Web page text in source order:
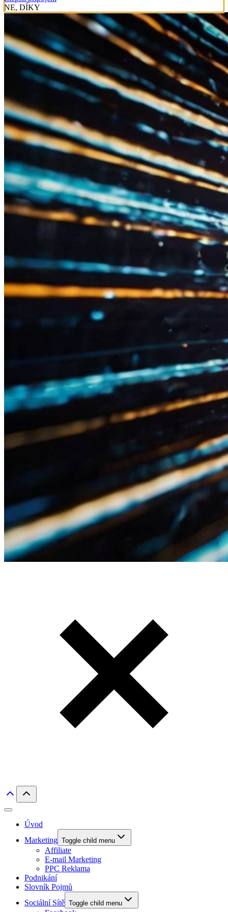
NE, DÍKY
Úvod
Marketing Toggle child menu
Affiliate
E-mail Marketing
PPC Reklama
Podnikání
Slovník Pojmů
Sociální Sítě Toggle child menu